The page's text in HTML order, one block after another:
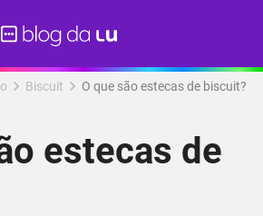
Biscuit O que são estecas de biscuit?
estecas de